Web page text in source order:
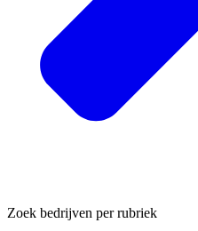
Zoek bedrijven per rubriek